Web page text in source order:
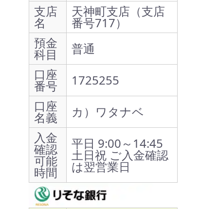
支店
名
天神町支店（支店
番号717）
預金
科目
普通
口座
番号
1725255
口座
名義
カ）ワタナベ
入金
確認
可能
時間
平日 9:00～14:45
土日祝 ご入金確認
は翌営業日